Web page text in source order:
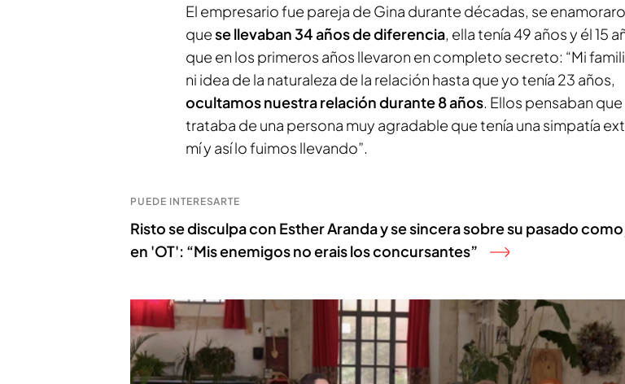
El empresario fue pareja de Gina durante décadas, se
quese llevaban 34 años de diferencia, ella tenía 49 años y él 15
que en los primeros años llevaron en completo secreto: “Mi
ni idea de la naturaleza de la relación hasta que yo tenía 23 años,
ocultamos nuestra relación durante 8 años. Ellos pensaban que
trataba de una persona muy agradable que tenía una simpatía
mí y así lo fuimos llevando”.
PUEDE INTERESARTE
Risto se disculpa con Esther Aranda y se sincera sobre su pasado
en 'OT': “Mis enemigos no erais los concursantes”